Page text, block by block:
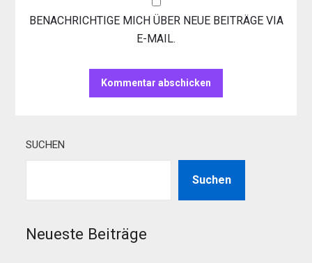
BENACHRICHTIGE MICH ÜBER NEUE BEITRÄGE VIA
E-MAIL.
SUCHEN
Suchen
Neueste Beiträge